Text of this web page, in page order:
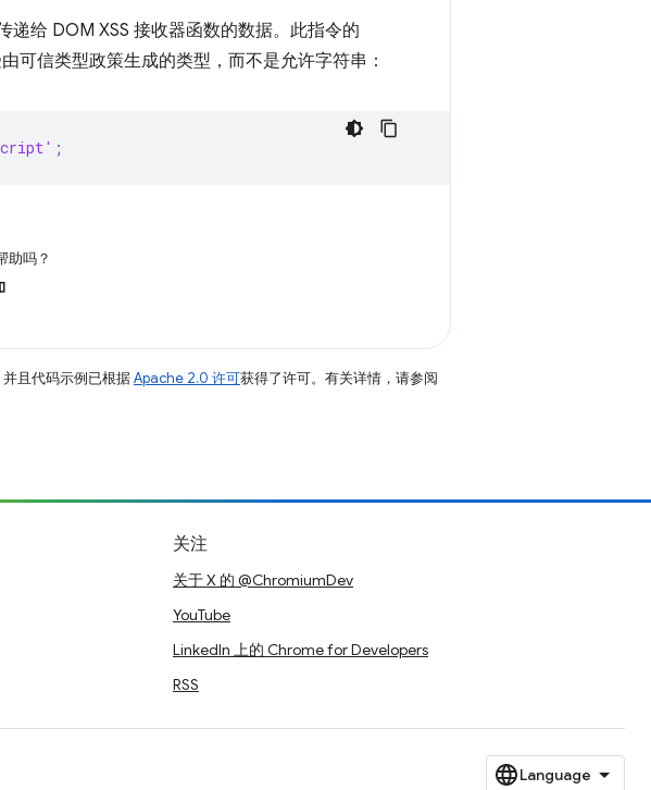
递给 DOM XSS 接收器函数的数据。此指令的
可信类型政策生成的类型，而不是允许字符串：
助吗？
且代码示例已根据Apache 2.0 许可获得了许可。有关详情，请参阅
关注
关于 X 的 @ChromiumDev
YouTube
LinkedIn 上的 Chrome for Developers
RSS